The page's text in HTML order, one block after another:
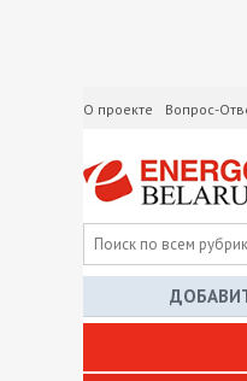
О проекте Вопрос-